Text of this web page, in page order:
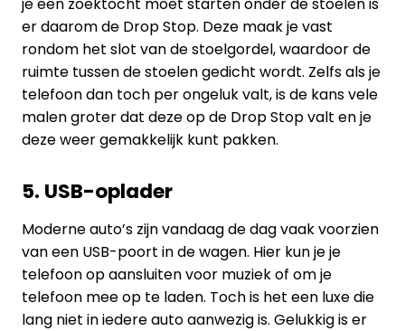
er daarom de Drop Stop. Deze maak je vast
rondom het slot van de stoelgordel, waardoor de
ruimte tussen de stoelen gedicht wordt. Zelfs als je
telefoon dan toch per ongeluk valt, is de kans vele
malen groter dat deze op de Drop Stop valt en je
deze weer gemakkelijk kunt pakken.
5. USB-oplader
Moderne auto’s zijn vandaag de dag vaak voorzien
van een USB-poort in de wagen. Hier kun je je
telefoon op aansluiten voor muziek of om je
telefoon mee op te laden. Toch is het een luxe die
lang niet in iedere auto aanwezig is. Gelukkig is er